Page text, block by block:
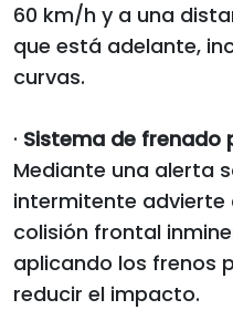
60 km/h y a una
que está adelante,
curvas.
· Sistema de frenado
Mediante una alerta
intermitente
colisión frontal
aplicando los frenos
reducir el impacto.